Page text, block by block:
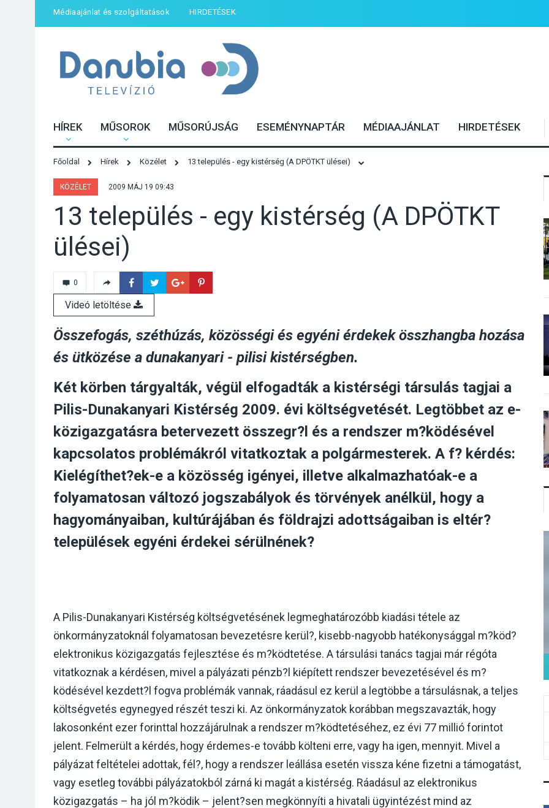
Médiaajánlat és szolgáltatások HIRDETÉSEK
HÍREK MŰSOROK MŰSORÚJSÁG ESEMÉNYNAPTÁR MÉDIAAJÁNLAT HIRDETÉSEK
Főoldal Hírek Közélet 13 település - egy kistérség (A DPÖTKT ülései)
KÖZÉLET 2009 MÁJ 19 09:43
13 település - egy kistérség (A DPÖTKT
ülései)
0
Videó letöltése
Összefogás, széthúzás, közösségi és egyéni érdekek összhangba hozása
és ütközése a dunakanyari - pilisi kistérségben.
Két körben tárgyalták, végül elfogadták a kistérségi társulás tagjai a
Pilis-Dunakanyari Kistérség 2009. évi költségvetését. Legtöbbet az e-
közigazgatásra betervezett összegr?l és a rendszer m?ködésével
kapcsolatos problémákról vitatkoztak a polgármesterek. A f? kérdés:
Kielégíthet?ek-e a közösség igényei, illetve alkalmazhatóak-e a
folyamatosan változó jogszabályok és törvények anélkül, hogy a
hagyományaiban, kultúrájában és földrajzi adottságaiban is eltér?
települések egyéni érdekei sérülnének?
A Pilis-Dunakanyari Kistérség költségvetésének legmeghatározóbb kiadási tétele az
önkormányzatoknál folyamatosan bevezetésre kerül?, kisebb-nagyobb hatékonysággal m?köd?
elektronikus közigazgatás fejlesztése és m?ködtetése. A társulási tanács tagjai már régóta
vitatkoznak a kérdésen, mivel a pályázati pénzb?l kiépített rendszer bevezetésével és m?
ködésével kezdett?l fogva problémák vannak, ráadásul ez kerül a legtöbbe a társulásnak, a teljes
költségvetés egynegyed részét teszi ki. Az önkormányzatok korábban megszavazták, hogy
lakosonként ezer forinttal hozzájárulnak a rendszer m?ködtetéséhez, ez évi 77 millió forintot
jelent. Felmerült a kérdés, hogy érdemes-e tovább költeni erre, vagy ha igen, mennyit. Mivel a
pályázat feltételei adottak, fél?, hogy a rendszer leállása esetén vissza kéne fizetni a támogatást,
vagy esetleg további pályázatokból zárná ki magát a kistérség. Ráadásul az elektronikus
közigazgatás – ha jól m?ködik – jelent?sen megkönnyíti a hivatali ügyintézést mind az